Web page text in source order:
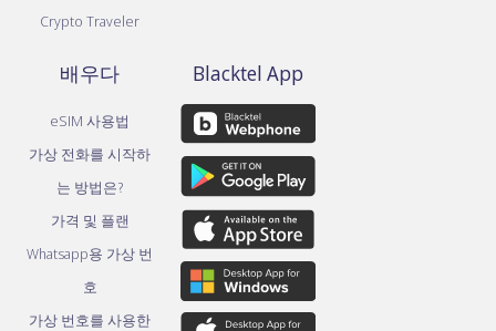
Crypto Traveler
배우다
eSIM 사용법
가상 전화를 시작하
는 방법은?
가격 및 플랜
Whatsapp용 가상 번
호
가상 번호를 사용한
Blacktel App